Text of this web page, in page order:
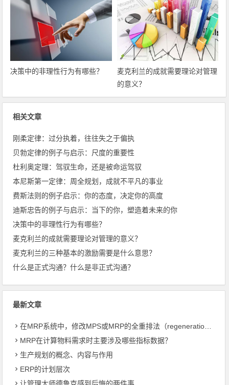
决策中的非理性行为有哪些？
麦克利兰的成就需要理论对管理
的意义？
相关文章
刚柔定律：过分执着，往往失之于偏执
贝勃定律的例子与启示：尺度的重要性
杜利奥定理：驾驭生命，还是被命运驾驭
本尼斯第一定律：周全规划，成就不平凡的事业
费斯法则的例子启示：你的态度，决定你的高度
迪斯忠告的例子与启示：当下的你，塑造着未来的你
决策中的非理性行为有哪些？
麦克利兰的成就需要理论对管理的意义？
麦克利兰的三种基本的激励需要是什么意思？
什么是正式沟通？什么是非正式沟通？
最新文章
在MRP系统中，修改MPS或MRP的全重排法（regeneration）和净改变法？
MRP在计算物料需求时主要涉及哪些指标数据？
生产规划的概念、内容与作用
ERP的计划层次